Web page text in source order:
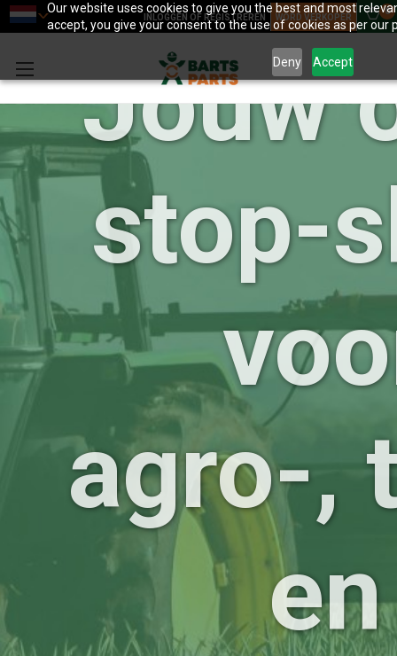
Our website uses cookies to give you the best and most
accept, you give your consent to the use of cookies as per our
Deny Accept
INLOGGEN OF REGISTREREN WORD VERKOPER
0
Jouw
stop-
agro-,
en